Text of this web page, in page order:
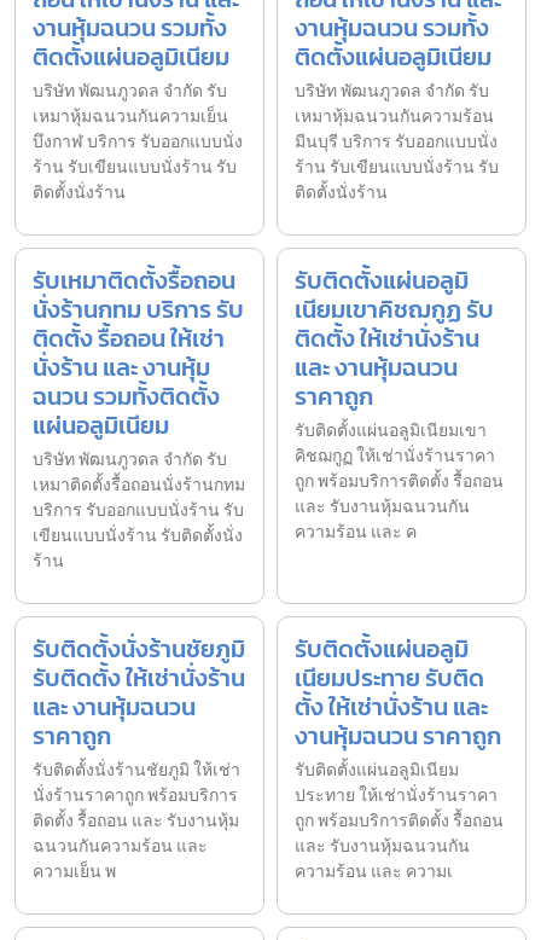
งานหุ้มฉนวน รวมทั้ง
ติดตั้งแผ่นอลูมิเนียม
บริษัท พัฒนภูวดล จำกัด รับ
เหมาหุ้มฉนวนกันความเย็น
บึงกาฬ บริการ รับออกแบบนั่ง
ร้าน รับเขียนแบบนั่งร้าน รับ
ติดตั้งนั่งร้าน
งานหุ้มฉนวน รวมทั้ง
ติดตั้งแผ่นอลูมิเนียม
บริษัท พัฒนภูวดล จำกัด รับ
เหมาหุ้มฉนวนกันความร้อน
มีนบุรี บริการ รับออกแบบนั่ง
ร้าน รับเขียนแบบนั่งร้าน รับ
ติดตั้งนั่งร้าน
รับเหมาติดตั้งรื้อถอน
นั่งร้านกทม บริการ รับ
ติดตั้ง รื้อถอน ให้เช่า
นั่งร้าน และ งานหุ้ม
ฉนวน รวมทั้งติดตั้ง
แผ่นอลูมิเนียม
บริษัท พัฒนภูวดล จำกัด รับ
เหมาติดตั้งรื้อถอนนั่งร้านกทม
บริการ รับออกแบบนั่งร้าน รับ
เขียนแบบนั่งร้าน รับติดตั้งนั่ง
ร้าน
รับติดตั้งแผ่นอลูมิ
เนียมเขาคิชฌกูฏ รับ
ติดตั้ง ให้เช่านั่งร้าน
และ งานหุ้มฉนวน
ราคาถูก
รับติดตั้งแผ่นอลูมิเนียมเขา
คิชฌกูฏ ให้เช่านั่งร้านราคา
ถูก พร้อมบริการติดตั้ง รื้อถอน
และ รับงานหุ้มฉนวนกัน
ความร้อน และ ค
รับติดตั้งนั่งร้านชัยภูมิ
รับติดตั้ง ให้เช่านั่งร้าน
และ งานหุ้มฉนวน
ราคาถูก
รับติดตั้งนั่งร้านชัยภูมิ ให้เช่า
นั่งร้านราคาถูก พร้อมบริการ
ติดตั้ง รื้อถอน และ รับงานหุ้ม
ฉนวนกันความร้อน และ
ความเย็น พ
รับติดตั้งแผ่นอลูมิ
เนียมประทาย รับติด
ตั้ง ให้เช่านั่งร้าน และ
งานหุ้มฉนวน ราคาถูก
รับติดตั้งแผ่นอลูมิเนียม
ประทาย ให้เช่านั่งร้านราคา
ถูก พร้อมบริการติดตั้ง รื้อถอน
และ รับงานหุ้มฉนวนกัน
ความร้อน และ ความเ